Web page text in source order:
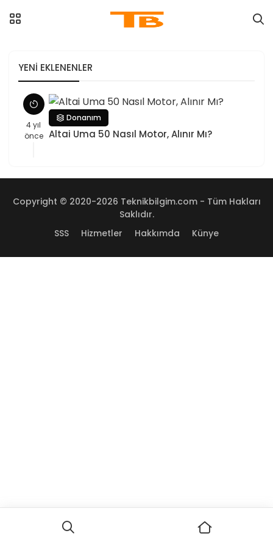
YENI EKLENENLER
4 yıl
önce
Donanım
Altai Uma 50 Nasıl Motor, Alınır Mı?
Copyright © 2020-2026 Teknikbilgim.com - Tüm Hakları
Saklıdır.
SSS
Hizmetler Hakkımda Künye